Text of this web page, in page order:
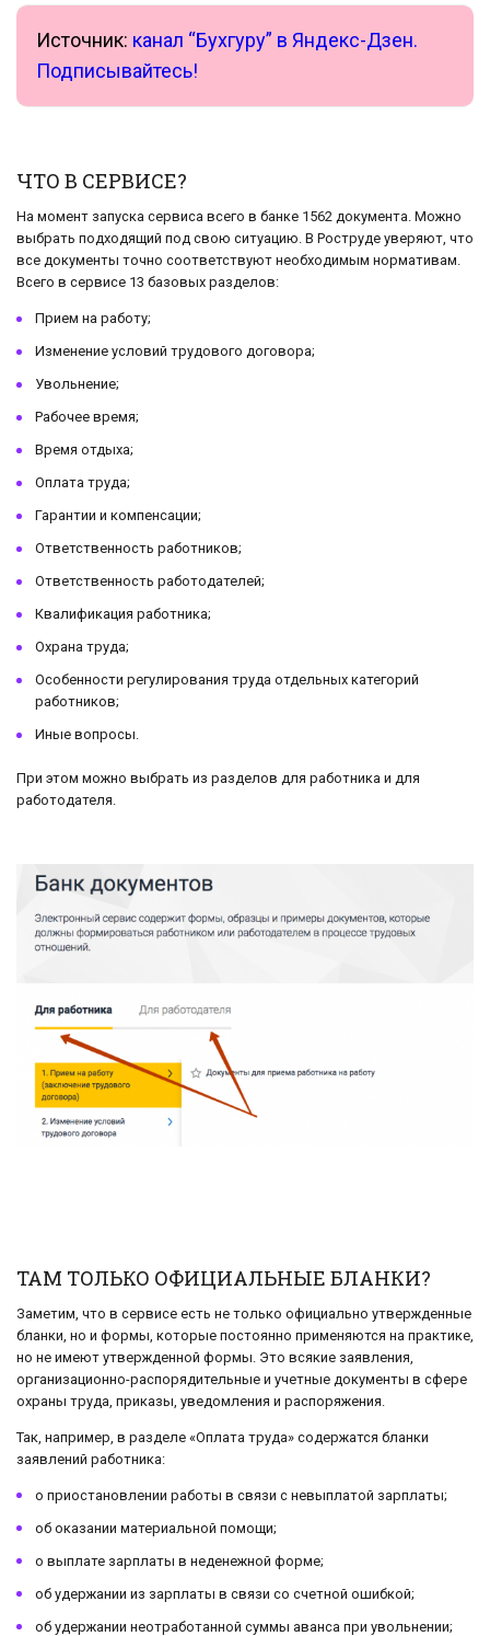
Источник: канал “Бухгуру” в Яндекс-Дзен.
Подписывайтесь!
ЧТО В СЕРВИСЕ?
На момент запуска сервиса всего в банке 1562 документа. Можно
выбрать подходящий под свою ситуацию. В Роструде уверяют, что
все документы точно соответствуют необходимым нормативам.
Всего в сервисе 13 базовых разделов:
Прием на работу;
Изменение условий трудового договора;
Увольнение;
Рабочее время;
Время отдыха;
Оплата труда;
Гарантии и компенсации;
Ответственность работников;
Ответственность работодателей;
Квалификация работника;
Охрана труда;
Особенности регулирования труда отдельных категорий
работников;
Иные вопросы.
При этом можно выбрать из разделов для работника и для
работодателя.
ТАМ ТОЛЬКО ОФИЦИАЛЬНЫЕ БЛАНКИ?
Заметим, что в сервисе есть не только официально утвержденные
бланки, но и формы, которые постоянно применяются на практике,
но не имеют утвержденной формы. Это всякие заявления,
организационно-распорядительные и учетные документы в сфере
охраны труда, приказы, уведомления и распоряжения.
Так, например, в разделе «Оплата труда» содержатся бланки
заявлений работника:
о приостановлении работы в связи с невыплатой зарплаты;
об оказании материальной помощи;
о выплате зарплаты в неденежной форме;
об удержании из зарплаты в связи со счетной ошибкой;
об удержании неотработанной суммы аванса при увольнении;